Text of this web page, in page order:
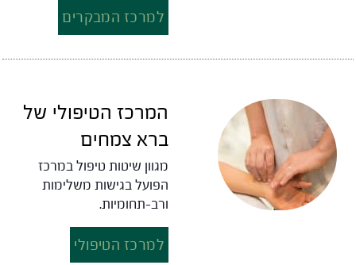
למרכז המבקרים
המרכז הטיפולי של
ברא צמחים
מגוון שיטות טיפול במרכז
הפועל בגישות משלימות
ורב-תחומיות.
למרכז הטיפולי